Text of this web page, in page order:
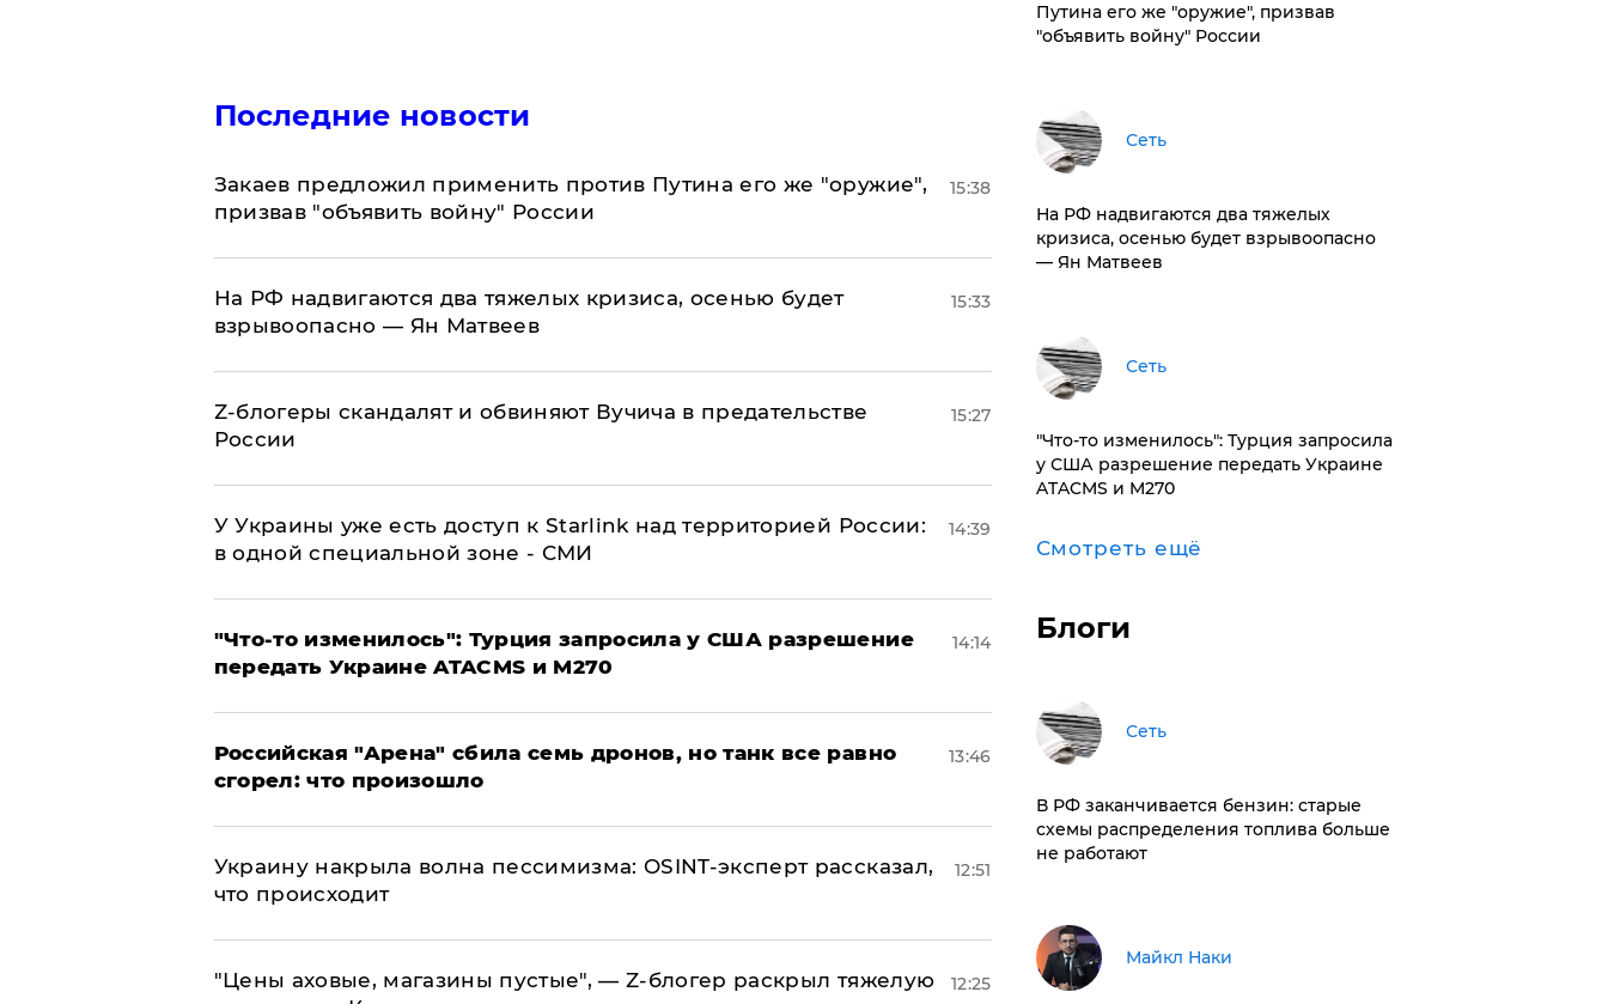
Последние новости
Закаев предложил применить против Путина его же "оружие",
призвав "объявить войну" России
15:38
На РФ надвигаются два тяжелых кризиса, осенью будет
взрывоопасно — Ян Матвеев
15:33
Z-блогеры скандалят и обвиняют Вучича в предательстве
России
15:27
У Украины уже есть доступ к Starlink над территорией России:
в одной специальной зоне - СМИ
14:39
​"Что-то изменилось": Турция запросила у США разрешение
передать Украине ATACMS и M270
14:14
​Российская "Арена" сбила семь дронов, но танк все равно
сгорел: что произошло
13:46
​Украину накрыла волна пессимизма: OSINT-эксперт рассказал,
что происходит
12:51
​"Цены аховые, магазины пустые", — Z-блогер раскрыл тяжелую
12:25
Путина его же "оружие", призвав
"объявить войну" России
Сеть
На РФ надвигаются два тяжелых
кризиса, осенью будет взрывоопасно
— Ян Матвеев
Сеть
​"Что-то изменилось": Турция запросила
у США разрешение передать Украине
ATACMS и M270
Смотреть ещё
Блоги
Сеть
​В РФ заканчивается бензин: старые
схемы распределения топлива больше
не работают
Майкл Наки